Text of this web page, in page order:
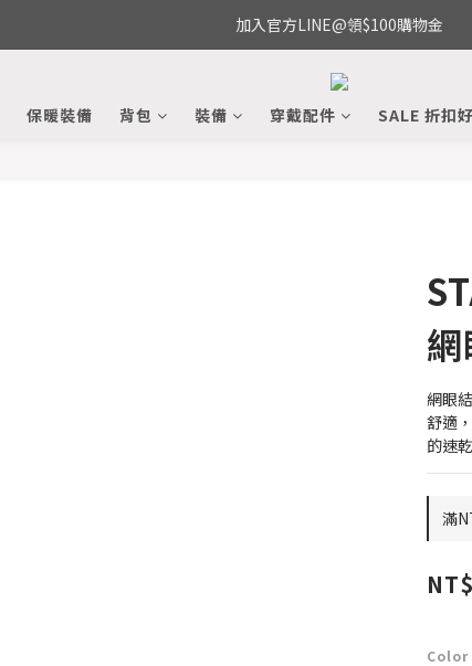
加入官方LINE@領$100購物金
保暖裝備 背包 裝備 穿戴配件 SALE 折扣
網眼
舒適
的速
滿
Color